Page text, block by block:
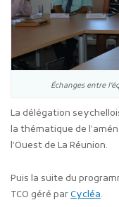
Échanges entre
La délégation
la thématique de
l’Ouest de La Réunion.
Puis la suite du
TCO géré parCycléa.